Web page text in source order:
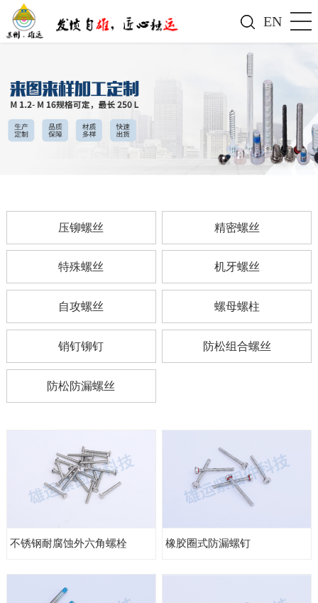
EN
压铆螺丝 精密螺丝
特殊螺丝 机牙螺丝
自攻螺丝 螺母螺柱
销钉铆钉 防松组合螺丝
防松防漏螺丝
不锈钢耐腐蚀外六角螺栓 橡胶圈式防漏螺钉